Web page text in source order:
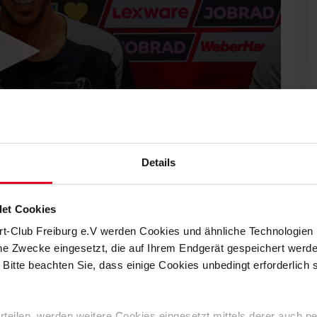
Details
Cookies
Club Freiburg e.V werden Cookies und ähnliche
Zwecke eingesetzt, die auf Ihrem Endgerät gespeichert
beachten Sie, dass einige Cookies unbedingt erforderlich